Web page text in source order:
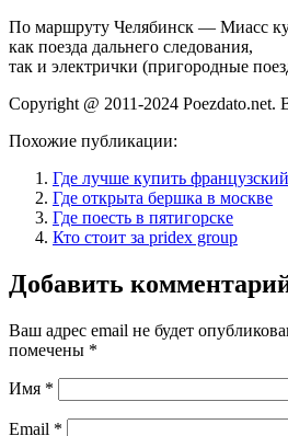
По маршруту Челябинск — Миасс
как поезда дальнего следования,
так и электрички (пригородные
Copyright @ 2011-2024
Похожие публикации:
Где лучше купить
Где открыта бершка в москве
Где поесть в пятигорске
Кто стоит за pridex group
Добавить
Ваш адрес email не будет
помечены *
Имя *
Email *